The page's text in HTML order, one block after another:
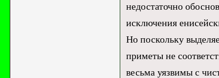
недостаточно
исключения
Но поскольку
приметы не
весьма уязвимы с